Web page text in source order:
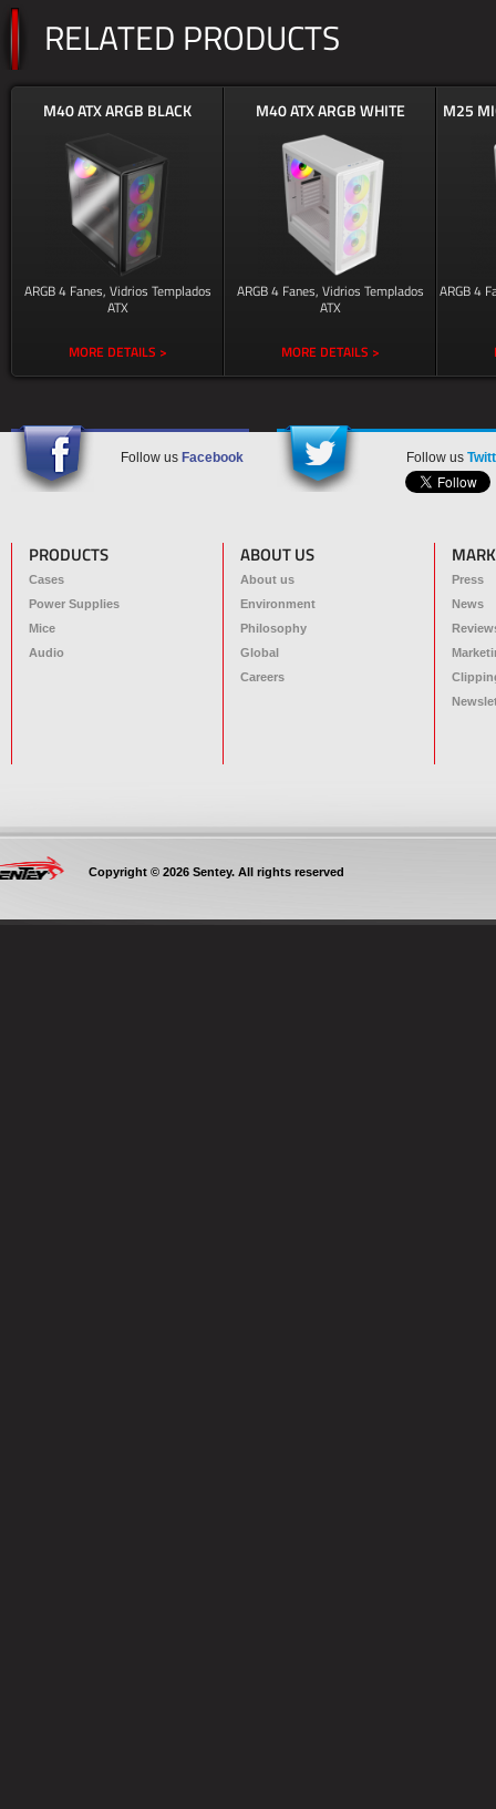
RELATED PRODUCTS
M40 ATX ARGB BLACK
ARGB 4 Fanes, Vidrios Templados
ATX
MORE DETAILS >
M40 ATX ARGB WHITE
ARGB 4 Fanes, Vidrios Templados
ATX
MORE DETAILS >
M25
ARGB 4
Follow us Facebook Follow us
PRODUCTS
Cases
Power Supplies
Mice
Audio
ABOUT US
About us
Environment
Philosophy
Global
Careers
Press
News
Copyright © 2026 Sentey. All rights reserved